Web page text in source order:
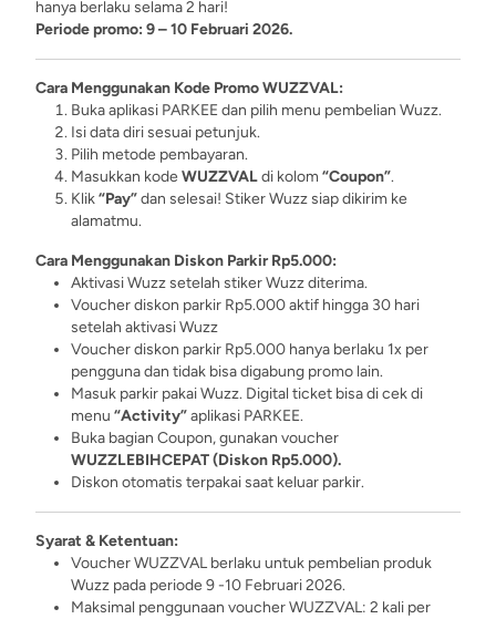
hanya berlaku selama 2 hari!
Periode promo: 9 – 10 Februari 2026.
Cara Menggunakan Kode Promo WUZZVAL:
Buka aplikasi PARKEE dan pilih menu pembelian Wuzz.
Isi data diri sesuai petunjuk.
Pilih metode pembayaran.
Masukkan kode WUZZVALdi kolom “Coupon”.
Klik“Pay”dan selesai! Stiker Wuzz siap dikirim ke
alamatmu.
Cara Menggunakan Diskon Parkir Rp5.000:
Aktivasi Wuzz setelah stiker Wuzz diterima.
Voucher diskon parkir Rp5.000 aktif hingga 30 hari
setelah aktivasi Wuzz
Voucher diskon parkir Rp5.000 hanya berlaku 1x per
pengguna dan tidak bisa digabung promo lain.
Masuk parkir pakai Wuzz. Digital ticket bisa di cek di
menu “Activity”aplikasi PARKEE.
Buka bagian Coupon, gunakan voucher
WUZZLEBIHCEPAT (Diskon Rp5.000).
Diskon otomatis terpakai saat keluar parkir.
Syarat & Ketentuan:
Voucher WUZZVAL berlaku untuk pembelian produk
Wuzz pada periode 9 -10 Februari 2026.
Maksimal penggunaan voucher WUZZVAL: 2 kali per